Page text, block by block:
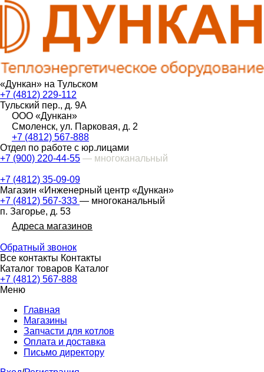
«Дункан» на Тульском
+7 (4812) 229-112
Тульский пер., д. 9А
ООО «Дункан»
Смоленск, ул. Парковая, д. 2
+7 (4812) 567-888
Отдел по работе с юр.лицами
+7 (900) 220-44-55 — многоканальный
+7 (4812) 35-09-09
Магазин «Инженерный центр «Дункан»
+7 (4812) 567-333 — многоканальный
п. Загорье, д. 53
Адреса магазинов
Обратный звонок
Все контакты Контакты
Каталог товаров Каталог
+7 (4812) 567-888
Меню
Главная
Магазины
Запчасти для котлов
Оплата и доставка
Письмо директору